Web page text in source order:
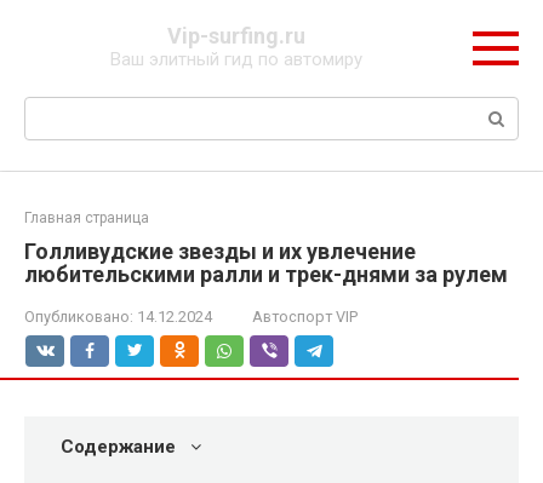
Vip-surfing.ru
Ваш элитный гид по автомиру
Поиск:
Главная страница
Голливудские звезды и их увлечение
любительскими ралли и трек-днями за рулем
Опубликовано: 14.12.2024 Автоспорт VIP
Содержание